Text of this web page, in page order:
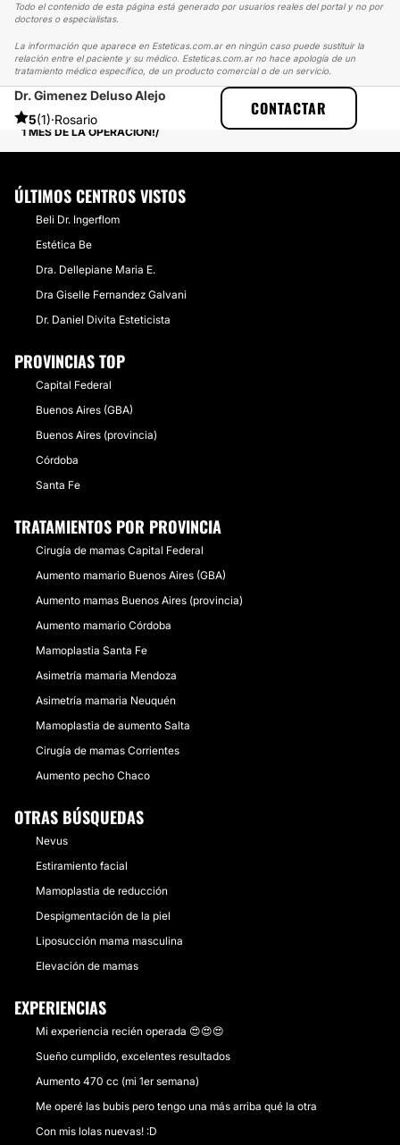
Todo el contenido de esta página está generado por usuarios reales del portal y no por
doctores o especialistas.
La información que aparece en Esteticas.com.ar en ningún caso puede sustituir la
relación entre el paciente y su médico. Esteticas.com.ar no hace apología de un
tratamiento médico específico, de un producto comercial o de un servicio.
Dr. Gimenez Deluso Alejo
5(1)·Rosario
CONTACTAR
ESTETICAS
EXPERIENCIAS
EXPERIENCIAS SOBRE AUMENTO MAMAS
1 MES DE LA OPERACIÓN!
ÚLTIMOS CENTROS VISTOS
Beli Dr. Ingerflom
Estética Be
Dra. Dellepiane Maria E.
Dra Giselle Fernandez Galvani
Dr. Daniel Divita Esteticista
PROVINCIAS TOP
Capital Federal
Buenos Aires (GBA)
Buenos Aires (provincia)
Córdoba
Santa Fe
TRATAMIENTOS POR PROVINCIA
Cirugía de mamas Capital Federal
Aumento mamario Buenos Aires (GBA)
Aumento mamas Buenos Aires (provincia)
Aumento mamario Córdoba
Mamoplastia Santa Fe
Asimetría mamaria Mendoza
Asimetría mamaria Neuquén
Mamoplastia de aumento Salta
Cirugía de mamas Corrientes
Aumento pecho Chaco
OTRAS BÚSQUEDAS
Nevus
Estiramiento facial
Mamoplastia de reducción
Despigmentación de la piel
Liposucción mama masculina
Elevación de mamas
EXPERIENCIAS
Mi experiencia recién operada 😍😍😍
Sueño cumplido, excelentes resultados
Aumento 470 cc (mi 1er semana)
Me operé las bubis pero tengo una más arriba qué la otra
Con mis lolas nuevas! :D